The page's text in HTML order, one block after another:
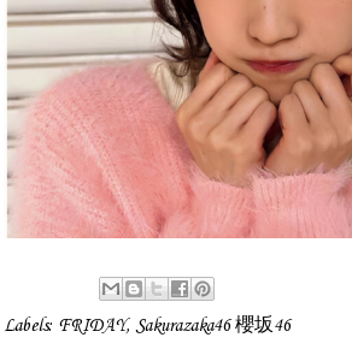
Labels: FRIDAY, Sakurazaka46 櫻坂46